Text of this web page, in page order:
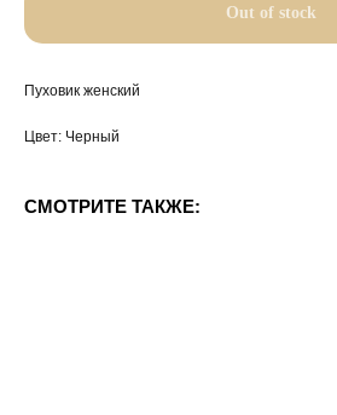
Out of stock
Пуховик женский
Цвет: Черный
СМОТРИТЕ ТАКЖЕ: